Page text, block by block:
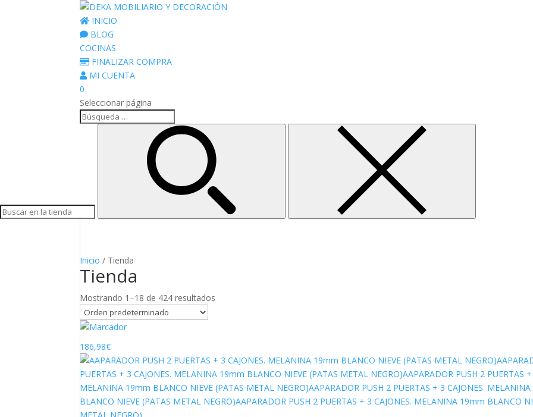
INICIO
BLOG
COCINAS
FINALIZAR COMPRA
MI CUENTA
0
Seleccionar página
Inicio / Tienda
Tienda
Mostrando 1–18 de 424 resultados
186,98€